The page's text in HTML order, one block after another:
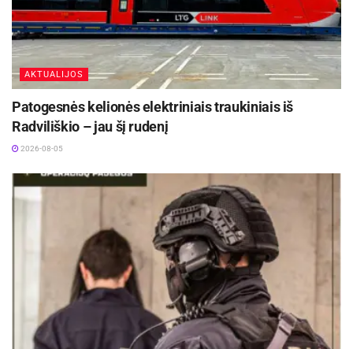
AKTUALIJOS
Patogesnės kelionės elektriniais traukiniais iš
Radviliškio – jau šį rudenį
2026-08-05